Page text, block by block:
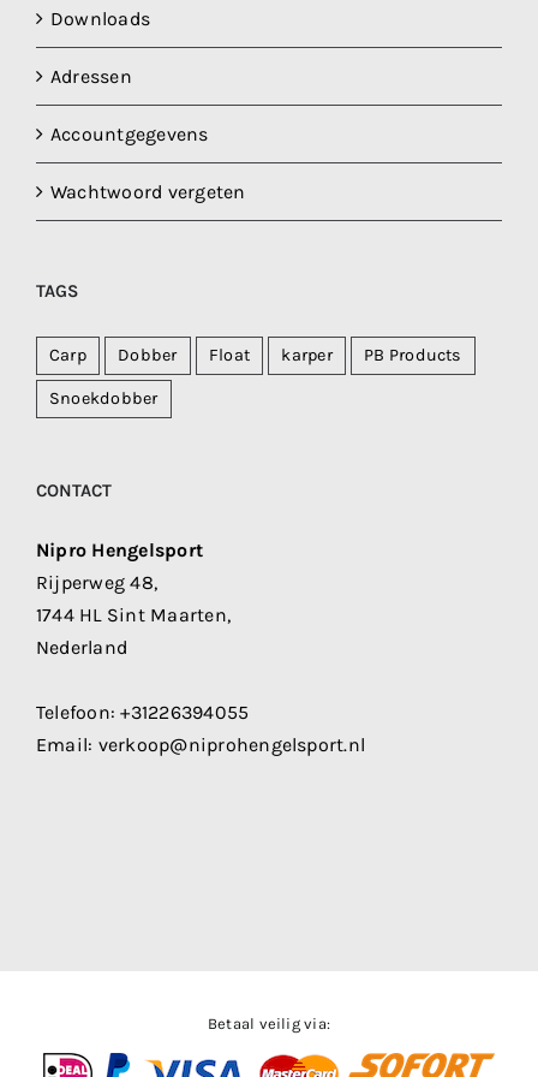
Downloads
Adressen
Accountgegevens
Wachtwoord vergeten
TAGS
Carp Dobber Float karper PB Products
Snoekdobber
CONTACT
Nipro Hengelsport
Rijperweg 48,
1744 HL Sint Maarten,
Nederland
Telefoon:+31226394055
Email: verkoop@niprohengelsport.nl
Betaal veilig via: